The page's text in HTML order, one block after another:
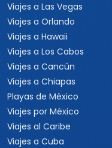
Viajes a Las Vegas
Viajes a Orlando
Viajes a Hawaii
Viajes a Los Cabos
Viajes a Cancún
Viajes a Chiapas
Playas de México
Viajes por México
Viajes al Caribe
Viajes a Cuba